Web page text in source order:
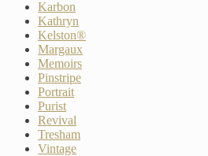
Karbon
Kathryn
Kelston®
Margaux
Memoirs
Pinstripe
Portrait
Purist
Revival
Tresham
Vintage